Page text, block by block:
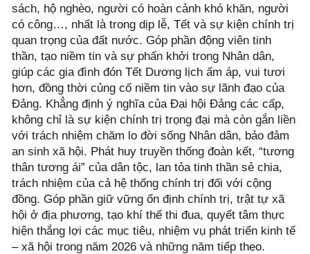
sách, hộ nghèo, người có hoàn cảnh khó khăn, người
có công…, nhất là trong dịp lễ, Tết và sự kiện chính trị
quan trọng của đất nước. Góp phần động viên tinh
thần, tạo niềm tin và sự phấn khởi trong Nhân dân,
giúp các gia đình đón Tết Dương lịch ấm áp, vui tươi
hơn, đồng thời củng cố niềm tin vào sự lãnh đạo của
Đảng. Khẳng định ý nghĩa của Đại hội Đảng các cấp,
không chỉ là sự kiện chính trị trọng đại mà còn gắn liền
với trách nhiệm chăm lo đời sống Nhân dân, bảo đảm
an sinh xã hội. Phát huy truyền thống đoàn kết, “tương
thân tương ái” của dân tộc, lan tỏa tinh thần sẻ chia,
trách nhiệm của cả hệ thống chính trị đối với cộng
đồng. Góp phần giữ vững ổn định chính trị, trật tự xã
hội ở địa phương, tạo khí thế thi đua, quyết tâm thực
hiện thắng lợi các mục tiêu, nhiệm vụ phát triển kinh tế
– xã hội trong năm 2026 và những năm tiếp theo.